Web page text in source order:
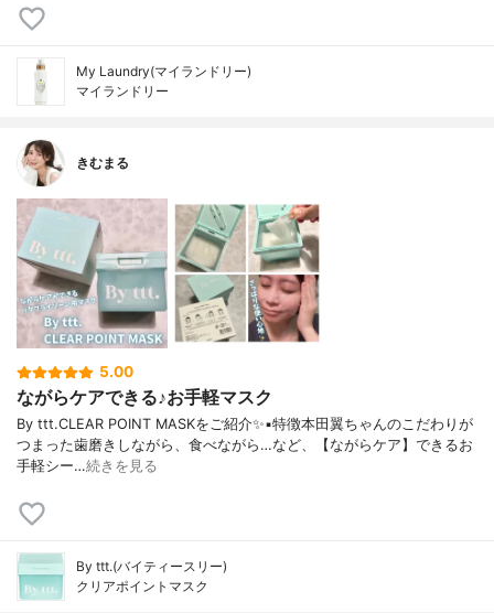
My Laundry(マイランドリー)
マイランドリー
きむまる
5.00
ながらケアできる♪お手軽マスク
By ttt.CLEAR POINT MASKをご紹介✨▪︎特徴本田翼ちゃんのこだわりが
つまった歯磨きしながら、食べながら…など、【ながらケア】できるお
手軽シー…続きを見る
By ttt.(バイティースリー)
クリアポイントマスク